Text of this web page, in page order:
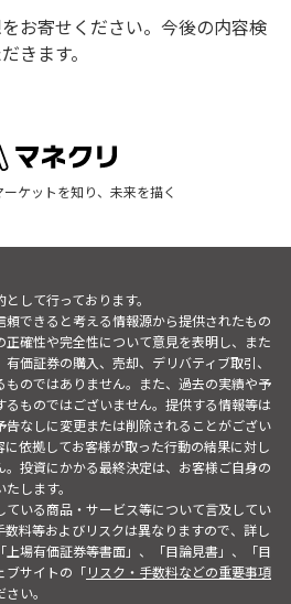
お寄せください。今後の内容検
きます。
ケットを知り、未来を描く
して行っております。
できると考える情報源から提供されたもの
確性や完全性について意見を表明し、また
価証券の購入、売却、デリバティブ取引、
のではありません。また、過去の実績や予
ものではございません。提供する情報等は
なしに変更または削除されることがござい
依拠してお客様が取った行動の結果に対し
投資にかかる最終決定は、お客様ご自身の
します。
いる商品・サービス等について言及してい
料等およびリスクは異なりますので、詳し
場有価証券等書面」、「目論見書」、「目
ブサイトの「リスク・手数料などの重要事項
い。